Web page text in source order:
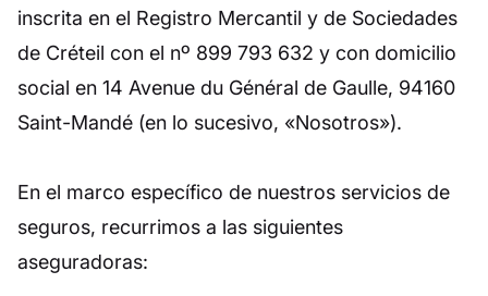
inscrita en el Registro Mercantil y de Sociedades
de Créteil con el nº 899 793 632 y con domicilio
social en 14 Avenue du Général de Gaulle, 94160
Saint-Mandé (en lo sucesivo, «Nosotros»).
En el marco específico de nuestros servicios de
seguros, recurrimos a las siguientes
aseguradoras: